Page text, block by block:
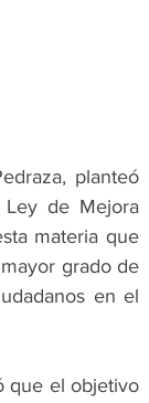
planteó
de Mejora
materia que
grado de
en el
que el objetivo